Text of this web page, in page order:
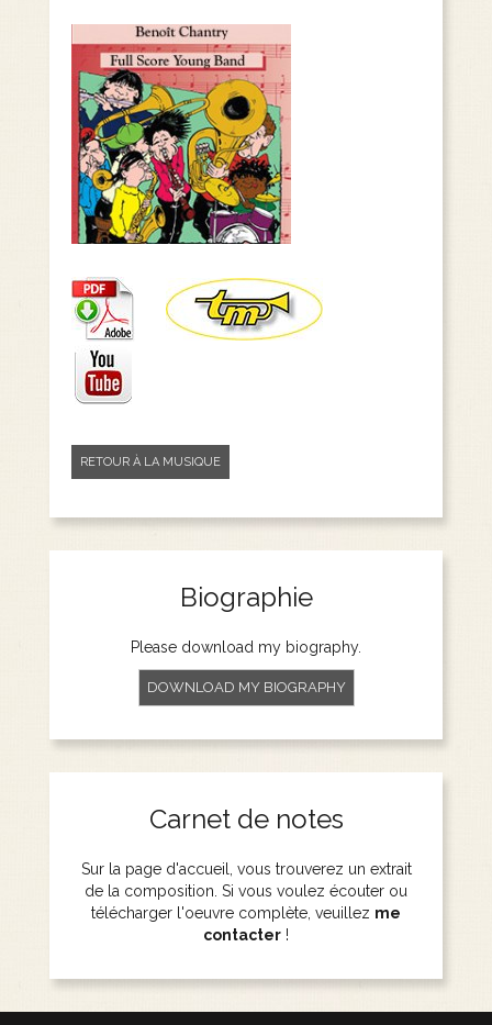
RETOUR À LA MUSIQUE
Biographie
Please download my biography.
DOWNLOAD MY BIOGRAPHY
Carnet de notes
Sur la page d'accueil, vous trouverez un extrait
de la composition. Si vous voulez écouter ou
télécharger l'oeuvre complète, veuillez me
contacter !